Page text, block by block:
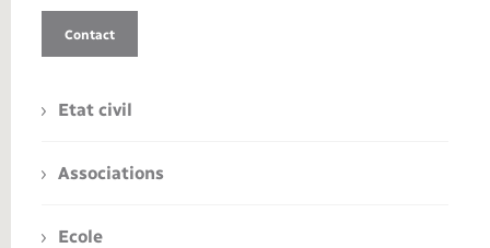
Contact
Etat civil
Associations
Ecole